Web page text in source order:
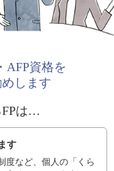
AFP資格を
します
FPは…
す
度など、個人の「くら